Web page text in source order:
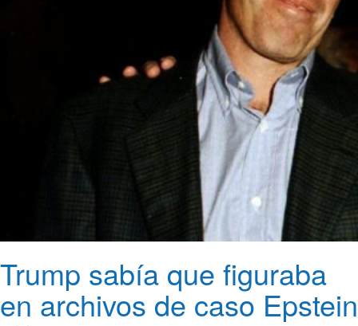
Trump sabía que figuraba
en archivos de caso Epstein